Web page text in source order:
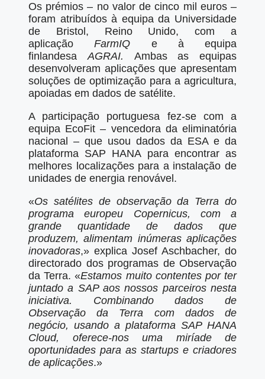
Os prémios – no valor de cinco mil euros –
foram atribuídos à equipa da Universidade
de Bristol, Reino Unido, com a
aplicaçãoFarmIQ e à equipa
finlandesaAGRAI. Ambas as equipas
desenvolveram aplicações que apresentam
soluções de optimização para a agricultura,
apoiadas em dados de satélite.
A participação portuguesa fez-se com a
equipa EcoFit – vencedora da eliminatória
nacional – que usou dados da ESA e da
plataforma SAP HANA para encontrar as
melhores localizações para a instalação de
unidades de energia renovável.
«Os satélites de observação da Terra do
programa europeu Copernicus, com a
grande quantidade de dados que
produzem, alimentam inúmeras aplicações
inovadoras,» explica Josef Aschbacher, do
directorado dos programas de Observação
da Terra. «Estamos muito contentes por ter
juntado a SAP aos nossos parceiros nesta
iniciativa. Combinando dados de
Observação da Terra com dados de
negócio, usando a plataforma SAP HANA
Cloud, oferece-nos uma miríade de
oportunidades para as startups e criadores
de aplicações.»